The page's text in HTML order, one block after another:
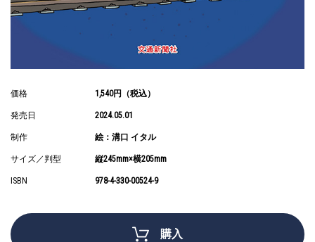
価格 1,540円（税込）
発売日 2024.05.01
制作 絵：溝口 イタル
サイズ／判型 縦245mm×横205mm
ISBN 978-4-330-00524-9
購入